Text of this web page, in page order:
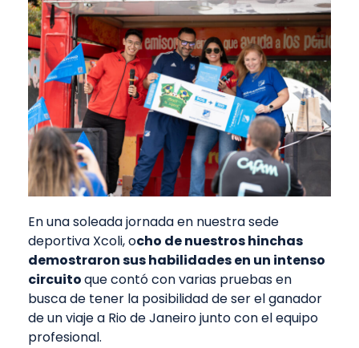
En una soleada jornada en nuestra sede
deportiva Xcoli, ocho de nuestros hinchas
demostraron sus habilidades en un intenso
circuitoque contó con varias pruebas en
busca de tener la posibilidad de ser el ganador
de un viaje a Rio de Janeiro junto con el equipo
profesional.